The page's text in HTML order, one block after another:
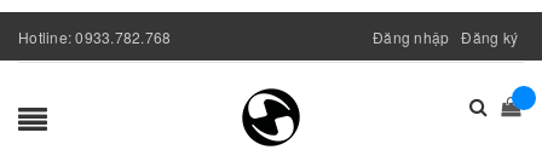
Hotline:0933.782.768 Đăng nhập Đăng ký